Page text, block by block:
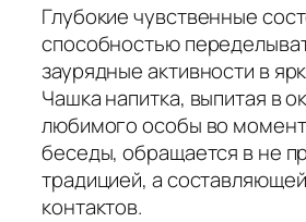
Глубокие чувственные
способностью
заурядные активности в
Чашка напитка, выпитая в
любимого особы во
беседы, обращается в не
традицией, а
контактов.